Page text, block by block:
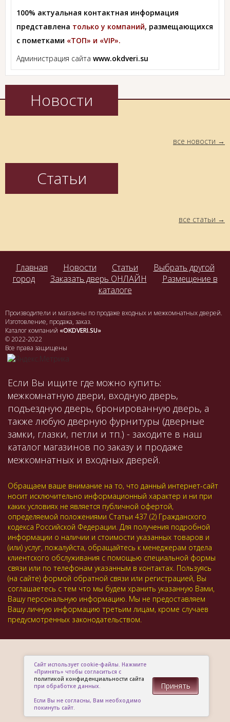
100% актуальная контактная информация
представлена только у компаний, размещающихся
с пометками «ТОП» и «VIP».
Администрация сайта www.okdveri.su
Новости
все новости
Статьи
все статьи
Главная Новости Статьи
Выбрать другой
город
Заказать дверь ОНЛАЙН
Размещение в
каталоге
Производители и магазины по продаже входных и межкомнатных дверей.
Изготовление, продажа, заказ.
Каталог компаний «OKDVERI.SU»
© 2022-2022
Все права защищены
Если Вы ищите где можно купить:
межкомнатную двери, входную дверь,
подъездную дверь, бронированную дверь, а
также любую дверную фурнитуры (дверные
замки, глазки, петли и тп.) - заходите в наш
каталог магазинов по заказу и продаже
межкомнатных и входных дверей.
Обращаем ваше внимание на то, что данный интернет-сайт
носит исключительно информационный характер и ни при
каких условиях не является публичной офертой,
определяемой положениями Статьи 437 (2) Гражданского
кодекса Российской Федерации. Для получения подробной
информации о наличии и стоимости указанных товаров и
(или) услуг, пожалуйста, обращайтесь к менеджерам отдела
клиентского обслуживания с помощью специальной формы
связи или по телефонам указанным в контактах. Пользуясь
(на сайте) формой обратной связи или регистрацией, Вы
соглашаетесь с тем что мы будем хранить указанную Вами,
Вашу персональную информацию. Мы не предоставляем
Вашу личную информацию третьим лицам, кроме случаев
предусмотренных законодательством.
Сайт использует cookie-файлы. Нажмите
«Принять» чтобы согласиться с
политикой конфиденциальности сайта
при обработке данных.
Если Вы не согласны, Вам необходимо
покинуть сайт.
Принять